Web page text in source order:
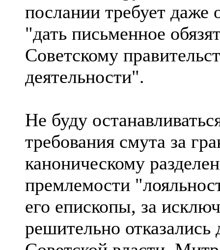
послании требует даже
"дать письменное
Советскому
деятельности".
Не буду
требования смута за
каноническому
премлемости
его епископы, за
решительно отказались